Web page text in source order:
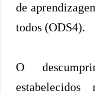
de
todos (ODS4).
O